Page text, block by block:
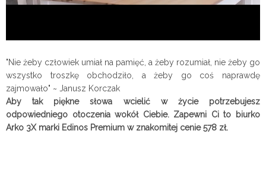
"Nie żeby człowiek umiał na pamięć, a żeby rozumiał, nie żeby go
wszystko troszkę obchodziło, a żeby go coś naprawdę
zajmowało" ~ Janusz Korczak
Aby tak piękne słowa wcielić w życie potrzebujesz
odpowiedniego otoczenia wokół Ciebie. Zapewni Ci to biurko
Arko 3X marki Edinos Premium w znakomitej cenie 578 zł.